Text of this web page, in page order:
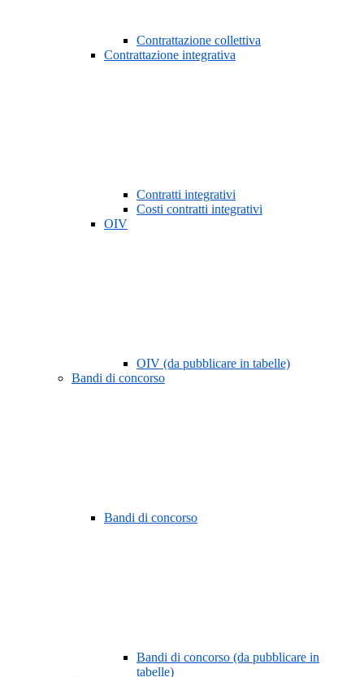
Contrattazione collettiva
Contrattazione integrativa
Contratti integrativi
Costi contratti integrativi
OIV
OIV (da pubblicare in tabelle)
Bandi di concorso
Bandi di concorso
Bandi di concorso (da pubblicare in
tabelle)